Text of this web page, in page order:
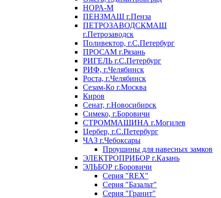
НОРА-М
ПЕНЗМАШ г.Пенза
ПЕТРОЗАВОДСКМАШ
г.Петрозаводск
Поливектор, г.С.Петербург
ПРОСАМ г.Рязань
РИГЕЛЬ г.С.Петербург
РИФ, г.Челябинск
Роста, г.Челябинск
Сезам-Ко г.Москва
Киров
Сенат, г.Новосибирск
Симеко, г.Боровичи
СТРОММАШИНА г.Могилев
Цербер, г.С.Петербург
ЧАЗ г.Чебоксары
Проушины для навесных замков
ЭЛЕКТРОПРИБОР г.Казань
ЭЛЬБОР г.Боровичи
Серия "REX"
Серия "Базальт"
Серия "Гранит"